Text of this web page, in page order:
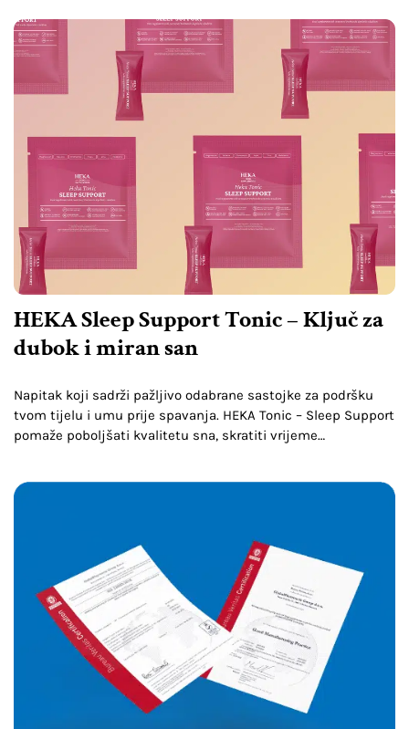
HEKA Sleep Support Tonic – Ključ za
dubok i miran san
Napitak koji sadrži pažljivo odabrane sastojke za podršku
tvom tijelu i umu prije spavanja. HEKA Tonic – Sleep Support
pomaže poboljšati kvalitetu sna, skratiti vrijeme